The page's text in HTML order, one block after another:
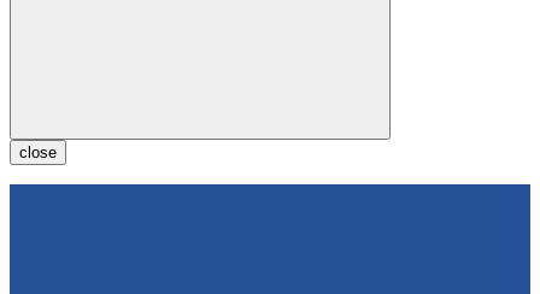
close